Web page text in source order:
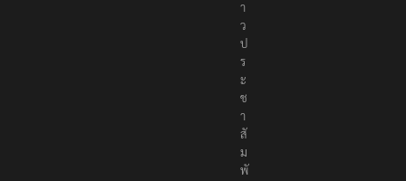
ง
ข่
า
ว
ป
ร
ะ
ช
า
สั